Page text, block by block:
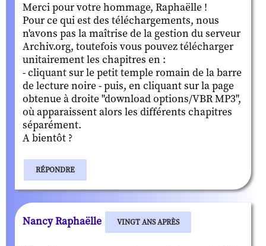
Merci pour votre hommage, Raphaëlle !
Pour ce qui est des téléchargements, nous
n'avons pas la maîtrise de la gestion du serveur
Archiv.org, toutefois vous pouvez télécharger
unitairement les chapitres en :
- cliquant sur le petit temple romain de la barre
de lecture noire - puis, en cliquant sur la page
obtenue à droite "download options/VBR MP3",
où apparaissent alors les différents chapitres
séparément.
A bientôt ?
RÉPONDRE
Nancy Raphaëlle VINGT ANS APRÈS